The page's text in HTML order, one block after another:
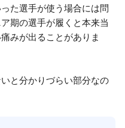
た選手が使う場合には問
期の選手が履くと本来当
みが出ることがありま
と分かりづらい部分なの